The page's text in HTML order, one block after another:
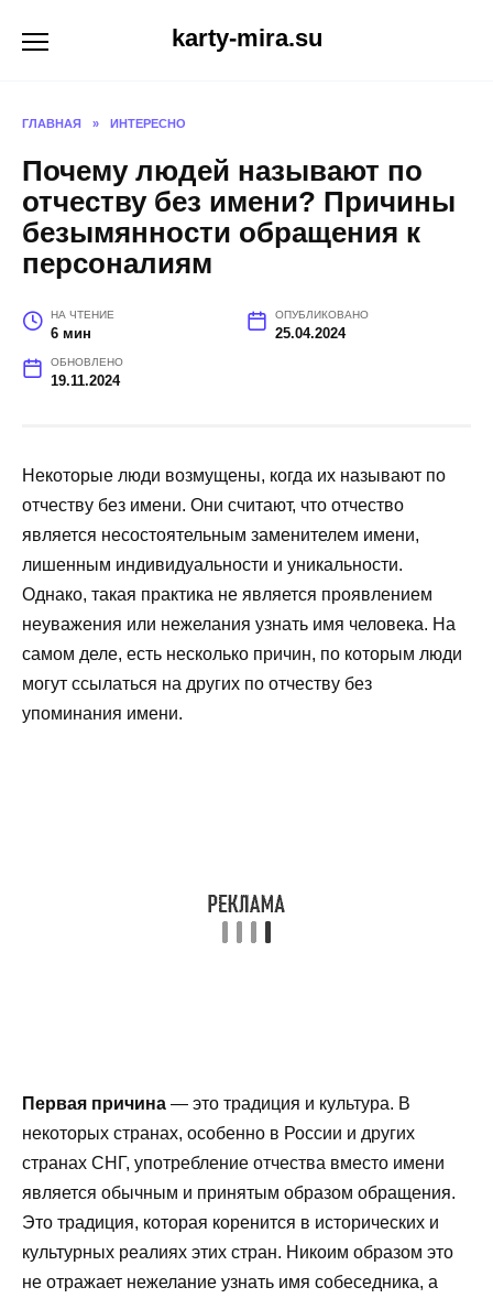
karty-mira.su
ГЛАВНАЯ » ИНТЕРЕСНО
Почему людей называют по
отчеству без имени? Причины
безымянности обращения к
персоналиям
НА ЧТЕНИЕ
6 мин
ОПУБЛИКОВАНО
25.04.2024
ОБНОВЛЕНО
19.11.2024
Некоторые люди возмущены, когда их называют по
отчеству без имени. Они считают, что отчество
является несостоятельным заменителем имени,
лишенным индивидуальности и уникальности.
Однако, такая практика не является проявлением
неуважения или нежелания узнать имя человека. На
самом деле, есть несколько причин, по которым люди
могут ссылаться на других по отчеству без
упоминания имени.
Первая причина — это традиция и культура. В
некоторых странах, особенно в России и других
странах СНГ, употребление отчества вместо имени
является обычным и принятым образом обращения.
Это традиция, которая коренится в исторических и
культурных реалиях этих стран. Никоим образом это
не отражает нежелание узнать имя собеседника, а